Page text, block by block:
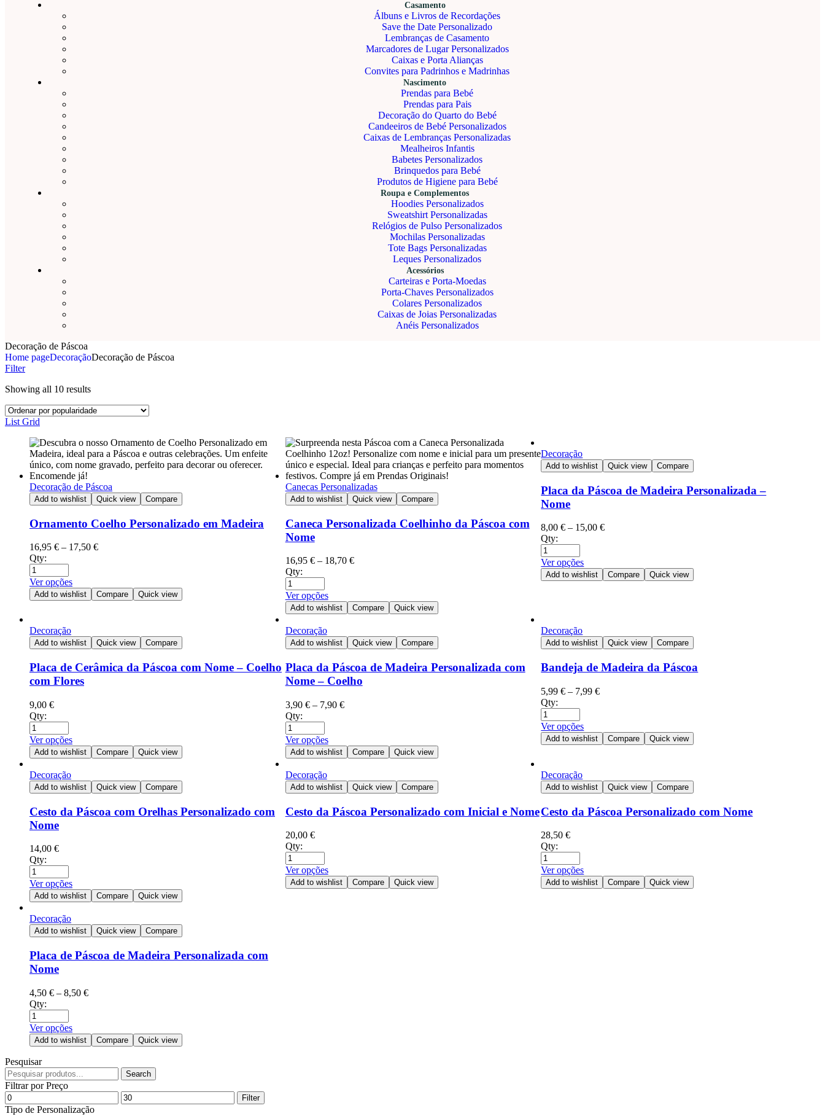
Casamento
Álbuns e Livros de Recordações
Save the Date Personalizado
Lembranças de Casamento
Marcadores de Lugar Personalizados
Caixas e Porta Alianças
Convites para Padrinhos e Madrinhas
Nascimento
Prendas para Bebé
Prendas para Pais
Decoração do Quarto do Bebé
Candeeiros de Bebé Personalizados
Caixas de Lembranças Personalizadas
Mealheiros Infantis
Babetes Personalizados
Brinquedos para Bebé
Produtos de Higiene para Bebé
Roupa e Complementos
Hoodies Personalizados
Sweatshirt Personalizadas
Relógios de Pulso Personalizados
Mochilas Personalizadas
Tote Bags Personalizadas
Leques Personalizados
Acessórios
Carteiras e Porta-Moedas
Porta-Chaves Personalizados
Colares Personalizados
Caixas de Joias Personalizadas
Anéis Personalizados
Decoração de Páscoa
Home pageDecoraçãoDecoração de Páscoa
Filter
Showing all 10 results
List Grid
Decoração de Páscoa
Add to wishlist Quick view Compare
Ornamento Coelho Personalizado em Madeira
16,95 € – 17,50 €
Qty:
Ver opções
Add to wishlist Compare Quick view
Canecas Personalizadas
Add to wishlist Quick view Compare
Caneca Personalizada Coelhinho da Páscoa com
Nome
16,95 €– 18,70 €
Qty:
Ver opções
Add to wishlist Compare Quick view
Decoração
Add to wishlist Quick view Compare
Placa da Páscoa de Madeira Personalizada –
Nome
8,00€ – 15,00€
Qty:
Ver opções
Add to wishlist Compare Quick view
Decoração
Add to wishlist Quick view Compare
Placa de Cerâmica da Páscoa com Nome – Coelho
com Flores
9,00 €
Qty:
Ver opções
Add to wishlist Compare Quick view
Decoração
Add to wishlist Quick view Compare
Placa da Páscoa de Madeira Personalizada com
Nome – Coelho
3,90 €– 7,90 €
Qty:
Ver opções
Add to wishlist Compare Quick view
Decoração
Add to wishlist Quick view Compare
Bandeja de Madeira da Páscoa
5,99€ – 7,99€
Qty:
Ver opções
Add to wishlist Compare Quick view
Decoração
Add to wishlist Quick view Compare
Cesto da Páscoa com Orelhas Personalizado com
Nome
14,00 €
Qty:
Ver opções
Add to wishlist Compare Quick view
Decoração
Add to wishlist Quick view Compare
Cesto da Páscoa Personalizado com Inicial e Nome
20,00 €
Qty:
Ver opções
Add to wishlist Compare Quick view
Decoração
Add to wishlist Quick view Compare
Cesto da Páscoa Personalizado com Nome
28,50€
Qty:
Ver opções
Add to wishlist Compare Quick view
Decoração
Add to wishlist Quick view Compare
Placa de Páscoa de Madeira Personalizada com
Nome
4,50 € – 8,50 €
Qty:
Ver opções
Add to wishlist Compare Quick view
Pesquisar
Search
Filtrar por Preço
Filter
Tipo de Personalização